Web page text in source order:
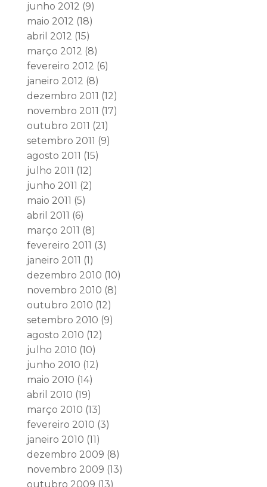
junho 2012 (9)
maio 2012 (18)
abril 2012 (15)
março 2012 (8)
fevereiro 2012 (6)
janeiro 2012 (8)
dezembro 2011 (12)
novembro 2011 (17)
outubro 2011 (21)
setembro 2011 (9)
agosto 2011 (15)
julho 2011 (12)
junho 2011 (2)
maio 2011 (5)
abril 2011 (6)
março 2011 (8)
fevereiro 2011 (3)
janeiro 2011 (1)
dezembro 2010 (10)
novembro 2010 (8)
outubro 2010 (12)
setembro 2010 (9)
agosto 2010 (12)
julho 2010 (10)
junho 2010 (12)
maio 2010 (14)
abril 2010 (19)
março 2010 (13)
fevereiro 2010 (3)
janeiro 2010 (11)
dezembro 2009 (8)
novembro 2009 (13)
outubro 2009 (13)